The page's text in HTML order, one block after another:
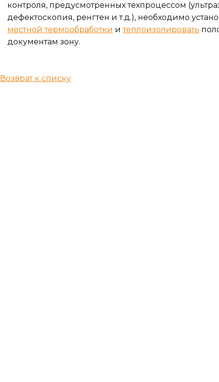
контроля, предусмотренных техпроцессом
дефектоскопия, ренгтен и т.д.), необходимо
местной термообработки итеплоизолировать
документам зону.
Возврат к списку